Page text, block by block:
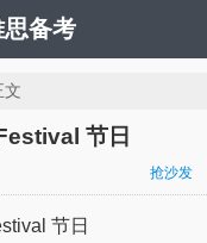
备考
文
节日
抢沙发
节日